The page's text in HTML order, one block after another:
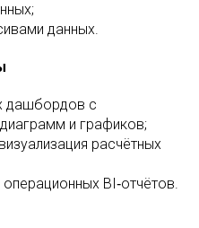
данных.
дашбордов с
и графиков;
расчётных
BI‑отчётов.